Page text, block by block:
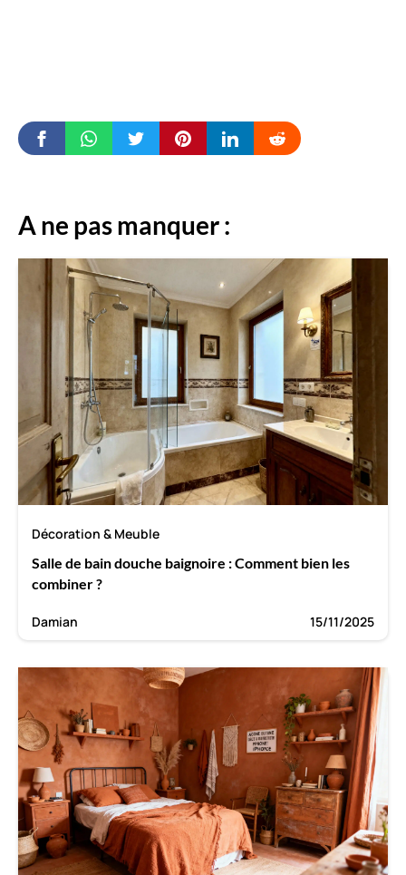
A ne pas manquer :
Décoration & Meuble
Salle de bain douche baignoire : Comment bien les
combiner ?
Damian 15/11/2025